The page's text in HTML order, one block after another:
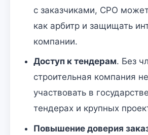
с заказчиками, СРО
как арбитр и защищать
компании.
Доступ к тендерам. Без
строительная компания
участвовать в
тендерах и крупных
Повышение доверия